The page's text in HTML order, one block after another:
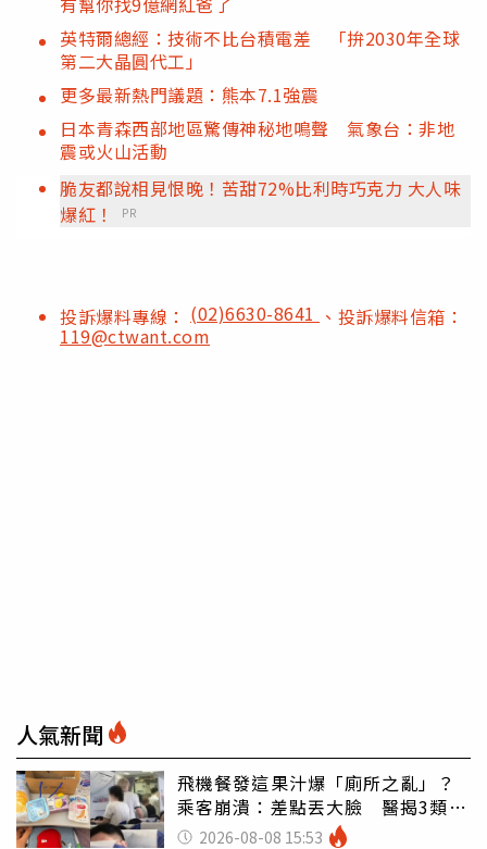
英特爾總經：技術不比台積電差 「拚2030年全球
第二大晶圓代工」
更多最新熱門議題：熊本7.1強震
日本青森西部地區驚傳神秘地鳴聲 氣象台：非地
震或火山活動
脆友都說相見恨晚！苦甜72%比利時巧克力 大人味
爆紅！
PR
投訴爆料專線： (02)6630-8641 、投訴爆料信箱：
119@ctwant.com
人氣新聞
飛機餐發這果汁爆「廁所之亂」？
乘客崩潰：差點丟大臉 醫揭3類人
別亂喝
2026-08-08 15:53